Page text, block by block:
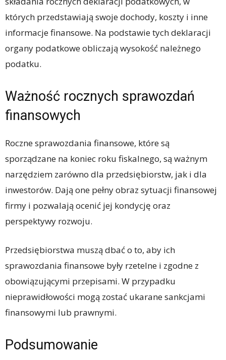
których przedstawiają swoje dochody, koszty i inne
informacje finansowe. Na podstawie tych deklaracji
organy podatkowe obliczają wysokość należnego
podatku.
Ważność rocznych sprawozdań
finansowych
Roczne sprawozdania finansowe, które są
sporządzane na koniec roku fiskalnego, są ważnym
narzędziem zarówno dla przedsiębiorstw, jak i dla
inwestorów. Dają one pełny obraz sytuacji finansowej
firmy i pozwalają ocenić jej kondycję oraz
perspektywy rozwoju.
Przedsiębiorstwa muszą dbać o to, aby ich
sprawozdania finansowe były rzetelne i zgodne z
obowiązującymi przepisami. W przypadku
nieprawidłowości mogą zostać ukarane sankcjami
finansowymi lub prawnymi.
Podsumowanie